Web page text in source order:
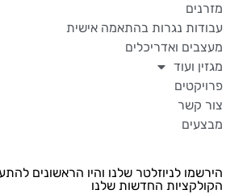
מזרנים
עבודות נגרות בהתאמה אישית
מעצבים ואדריכלים
מגזין ועוד
פרויקטים
צור קשר
מבצעים
הירשמו לניוזלטר שלנו והיו הראשונים
הקולקציות החדשות שלנו